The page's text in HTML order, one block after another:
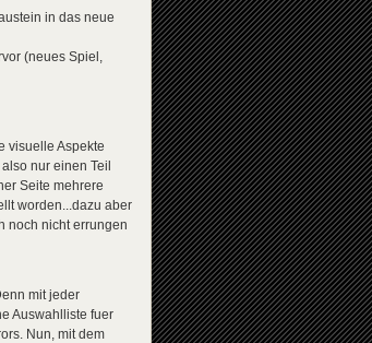
in das neue
(neues Spiel,
visuelle Aspekte
nur einen Teil
Seite mehrere
worden...dazu aber
noch nicht errungen
mit jeder
Auswahlliste fuer
Nun, mit dem